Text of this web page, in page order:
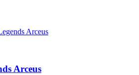
Arceus
Arceus